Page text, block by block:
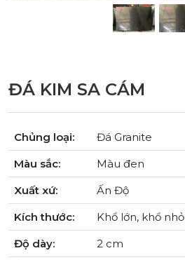
ĐÁ KIM SA CÁM
Chủng loại:
Đá Granite
Màu sắc:
Màu đen
Xuất xứ:
Ấn Độ
Kích thước:
Khổ lớn, khổ nhỏ
Độ dày:
2 cm